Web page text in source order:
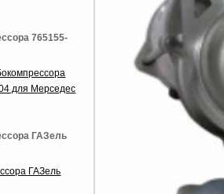
765155-
для Мерседес
ГАЗель
ГАЗель